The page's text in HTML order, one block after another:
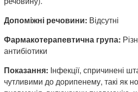
Допоміжні речовини: Відсутні
Фармакотерапевтична група:
антибіотики
Показання: Інфекції, спричинені
чутливими до дорипенему, такі як